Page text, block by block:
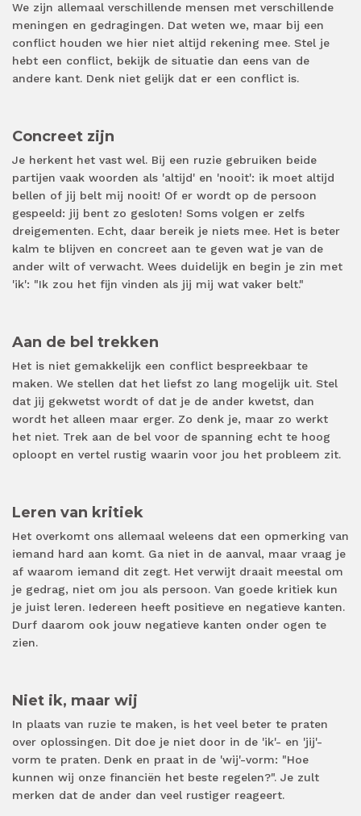
We zijn allemaal verschillende mensen met verschillende
meningen en gedragingen. Dat weten we, maar bij een
conflict houden we hier niet altijd rekening mee. Stel je
hebt een conflict, bekijk de situatie dan eens van de
andere kant. Denk niet gelijk dat er een conflict is.
Concreet zijn
Je herkent het vast wel. Bij een ruzie gebruiken beide
partijen vaak woorden als 'altijd' en 'nooit': ik moet altijd
bellen of jij belt mij nooit! Of er wordt op de persoon
gespeeld: jij bent zo gesloten! Soms volgen er zelfs
dreigementen. Echt, daar bereik je niets mee. Het is beter
kalm te blijven en concreet aan te geven wat je van de
ander wilt of verwacht. Wees duidelijk en begin je zin met
'ik': "Ik zou het fijn vinden als jij mij wat vaker belt."
Aan de bel trekken
Het is niet gemakkelijk een conflict bespreekbaar te
maken. We stellen dat het liefst zo lang mogelijk uit. Stel
dat jij gekwetst wordt of dat je de ander kwetst, dan
wordt het alleen maar erger. Zo denk je, maar zo werkt
het niet. Trek aan de bel voor de spanning echt te hoog
oploopt en vertel rustig waarin voor jou het probleem zit.
Leren van kritiek
Het overkomt ons allemaal weleens dat een opmerking van
iemand hard aan komt. Ga niet in de aanval, maar vraag je
af waarom iemand dit zegt. Het verwijt draait meestal om
je gedrag, niet om jou als persoon. Van goede kritiek kun
je juist leren. Iedereen heeft positieve en negatieve kanten.
Durf daarom ook jouw negatieve kanten onder ogen te
zien.
Niet ik, maar wij
In plaats van ruzie te maken, is het veel beter te praten
over oplossingen. Dit doe je niet door in de 'ik'- en 'jij'-
vorm te praten. Denk en praat in de 'wij'-vorm: "Hoe
kunnen wij onze financiën het beste regelen?". Je zult
merken dat de ander dan veel rustiger reageert.